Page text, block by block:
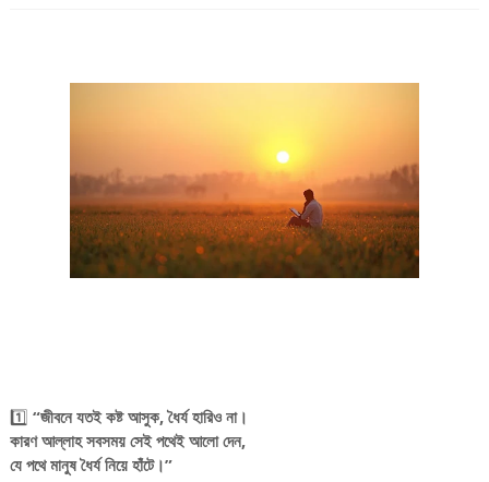
1️⃣ “জীবনে যতই কষ্ট আসুক, ধৈর্য হারিও না।
কারণ আল্লাহ সবসময় সেই পথেই আলো দেন,
যে পথে মানুষ ধৈর্য নিয়ে হাঁটে।”